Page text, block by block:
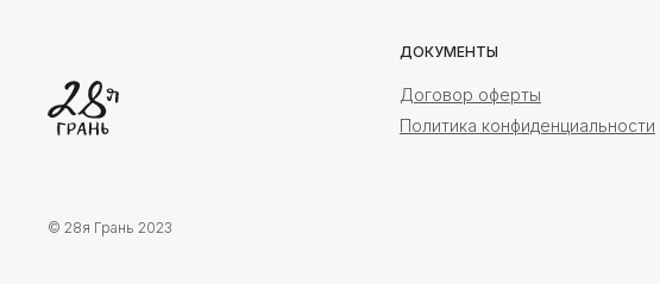
ДОКУМЕНТЫ
Договор оферты
Политика конфиденциальности
© 28я Грань 2023